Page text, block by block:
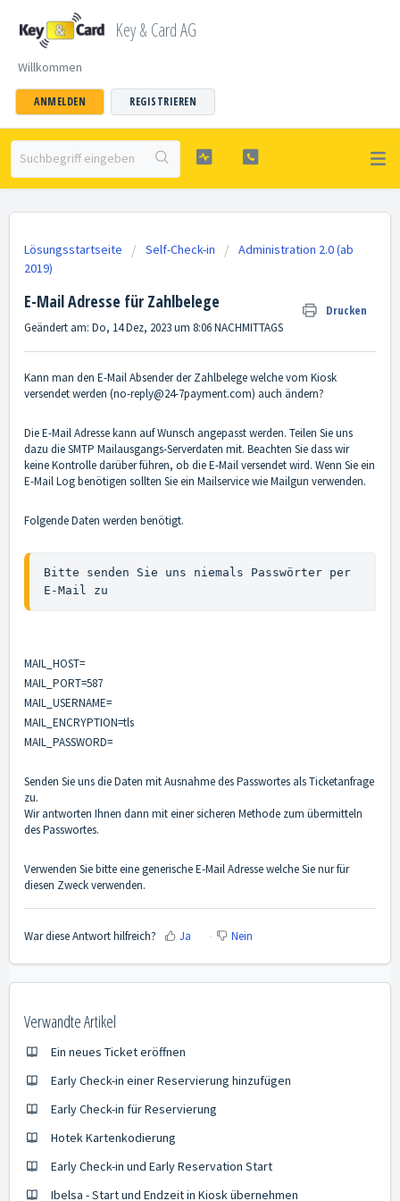
Key & Card AG
Willkommen
ANMELDEN REGISTRIEREN
Lösungsstartseite Self-Check-in
Administration 2.0 (ab
2019)
E-Mail Adresse für Zahlbelege Drucken
Geändert am: Do, 14 Dez, 2023 um 8:06 NACHMITTAGS
Kann man den E-Mail Absender der Zahlbelege welche vom Kiosk
versendet werden (no-reply@24-7payment.com) auch ändern?
Die E-Mail Adresse kann auf Wunsch angepasst werden. Teilen Sie uns
dazu die SMTP Mailausgangs-Serverdaten mit. Beachten Sie dass wir
keine Kontrolle darüber führen, ob die E-Mail versendet wird. Wenn Sie ein
E-Mail Log benötigen sollten Sie ein Mailservice wie Mailgun verwenden.
Folgende Daten werden benötigt.
Bitte senden Sie uns niemals Passwörter per
E-Mail zu
MAIL_HOST=
MAIL_PORT=587
MAIL_USERNAME=
MAIL_ENCRYPTION=tls
MAIL_PASSWORD=
Senden Sie uns die Daten mit Ausnahme des Passwortes als Ticketanfrage
zu.
Wir antworten Ihnen dann mit einer sicheren Methode zum übermitteln
des Passwortes.
Verwenden Sie bitte eine generische E-Mail Adresse welche Sie nur für
diesen Zweck verwenden.
War diese Antwort hilfreich? Ja Nein
Verwandte Artikel
Ein neues Ticket eröffnen
Early Check-in einer Reservierung hinzufügen
Early Check-in für Reservierung
Hotek Kartenkodierung
Early Check-in und Early Reservation Start
Ibelsa - Start und Endzeit in Kiosk übernehmen